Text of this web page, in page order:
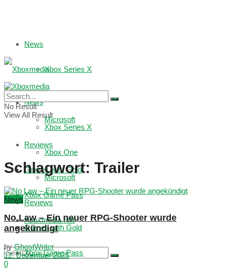
News
Xbox Series X
Microsoft
Reviews
Games with Gold
Xbox Game Pass
Xboxmedia hilft
News
Xbox Series X
Xbox One
Microsoft
Reviews
Games with Gold
Xbox Game Pass
No Result
View All Result
Schlagwort: Trailer
News
No Law – Ein neuer RPG-Shooter wurde
angekündigt
by GhostWriter
12. Dezember 2025
0